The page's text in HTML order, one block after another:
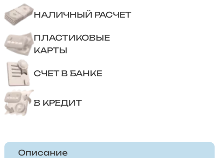
НАЛИЧНЫЙ РАСЧЕТ
ПЛАСТИКОВЫЕ
КАРТЫ
СЧЕТ В БАНКЕ
В КРЕДИТ
Описание